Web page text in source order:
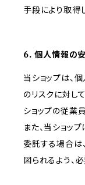
手段により取得
6. 個人情報の
当ショップは、
のリスクに対し
ショップの従業
また、当ショッ
委託する場合は
図られるよう、